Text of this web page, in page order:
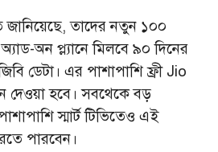
জানিয়েছে, তাদের নতুন ১০০
অন প্ল্যানে মিলবে ৯০ দিনের
ডেটা। এর পাশাপাশি ফ্রী Jio
দেওয়া হবে। সবথেকে বড়
স্মার্ট টিভিতেও এই
পারবেন।